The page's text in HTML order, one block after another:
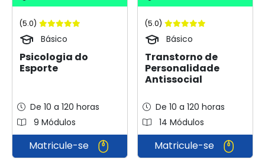
(5.0)
Básico
Psicologia do
Esporte
De 10 a 120 horas
9 Módulos
Matricule-se
(5.0)
Básico
Transtorno de
Personalidade
Antissocial
De 10 a 120 horas
14 Módulos
Matricule-se